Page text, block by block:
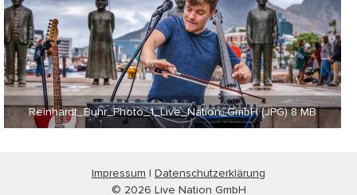
Reinhardt_Buhr_Photo_1_Live_Nation_GmbH (JPG) 8 MB
Impressum | Datenschutzerklärung
© 2026 Live Nation GmbH